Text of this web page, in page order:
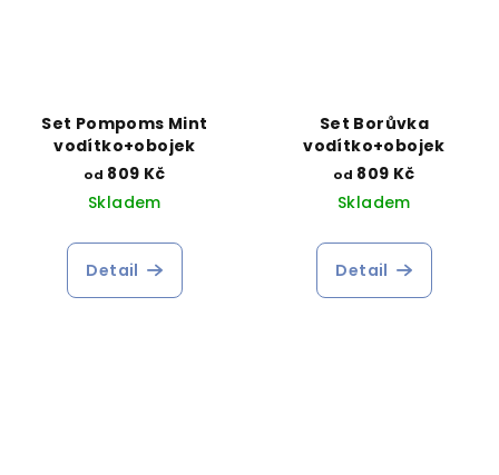
Set Pompoms Mint
vodítko+obojek
od 809 Kč
Skladem
Detail
Set Borůvka
vodítko+obojek
od 809 Kč
Skladem
Detail